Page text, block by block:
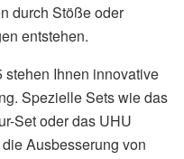
durch Stöße oder
entstehen.
stehen Ihnen innovative
Spezielle Sets wie das
Set oder das UHU
Ausbesserung von